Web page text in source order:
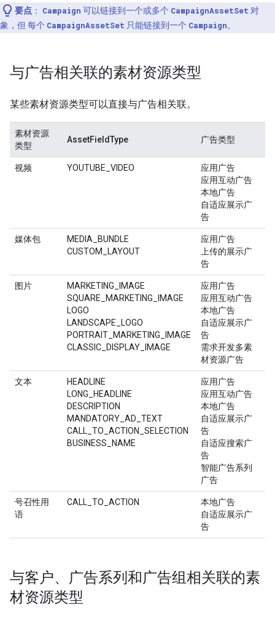
要点 ： Campaign 可以链接到一个或多个 CampaignAssetSet 对
象，但 每个 CampaignAssetSet 只能链接到一个 Campaign。
与广告相关联的素材资源类型
某些素材资源类型可以直接与广告相关联。
素材资源
类型
AssetFieldType 广告类型
视频 YOUTUBE_VIDEO
应用广告
应用互动广告
本地广告
自适应展示广
告
媒体包
MEDIA_BUNDLE
CUSTOM_LAYOUT
应用广告
上传的展示广
告
图片
MARKETING_IMAGE
SQUARE_MARKETING_IMAGE
LOGO
LANDSCAPE_LOGO
PORTRAIT_MARKETING_IMAGE
CLASSIC_DISPLAY_IMAGE
应用广告
应用互动广告
本地广告
自适应展示广
告
需求开发多素
材资源广告
文本
HEADLINE
LONG_HEADLINE
DESCRIPTION
MANDATORY_AD_TEXT
CALL_TO_ACTION_SELECTION
BUSINESS_NAME
应用广告
应用互动广告
本地广告
自适应展示广
告
自适应搜索广
告
智能广告系列
广告
号召性用
语
CALL_TO_ACTION
本地广告
自适应展示广
告
与客户、广告系列和广告组相关联的素
材资源类型